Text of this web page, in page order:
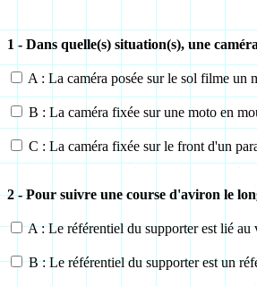
1 - Dans quelle(s) situation(s), une
A : La caméra posée sur le sol filme un
B : La caméra fixée sur une moto en
C : La caméra fixée sur le front d'un
2 - Pour suivre une course d'aviron le
A : Le référentiel du supporter est lié au
B : Le référentiel du supporter est un